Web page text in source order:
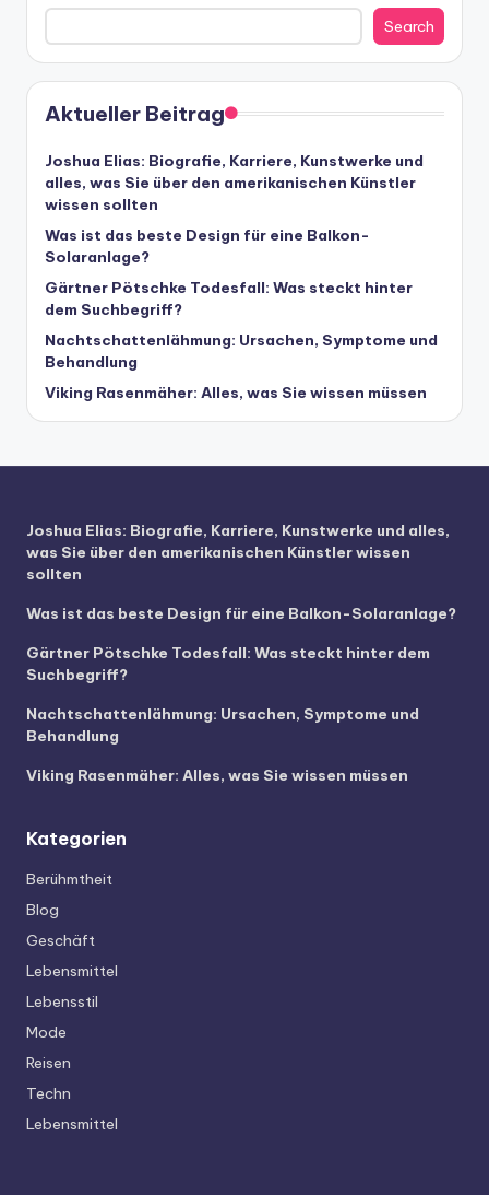
Search
Aktueller Beitrag
Joshua Elias: Biografie, Karriere, Kunstwerke und
alles, was Sie über den amerikanischen Künstler
wissen sollten
Was ist das beste Design für eine Balkon-
Solaranlage?
Gärtner Pötschke Todesfall: Was steckt hinter
dem Suchbegriff?
Nachtschattenlähmung: Ursachen, Symptome und
Behandlung
Viking Rasenmäher: Alles, was Sie wissen müssen
Joshua Elias: Biografie, Karriere, Kunstwerke und alles,
was Sie über den amerikanischen Künstler wissen
sollten
Was ist das beste Design für eine Balkon-Solaranlage?
Gärtner Pötschke Todesfall: Was steckt hinter dem
Suchbegriff?
Nachtschattenlähmung: Ursachen, Symptome und
Behandlung
Viking Rasenmäher: Alles, was Sie wissen müssen
Kategorien
Berühmtheit
Blog
Geschäft
Lebensmittel
Lebensstil
Mode
Reisen
Techn
Lebensmittel